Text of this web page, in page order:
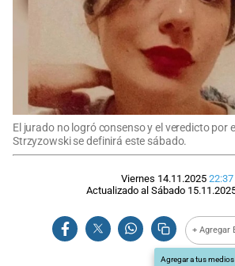
El jurado no logró consenso y el veredicto por
Strzyzowski se definirá este sábado.
Viernes 14.11.2025 22:37
Actualizado al Sábado
+ Agregar
Agregar a tus